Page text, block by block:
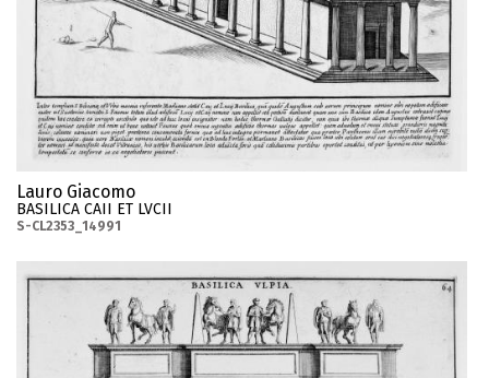
Lauro Giacomo
BASILICA CAII ET LVCII
S-CL2353_14991